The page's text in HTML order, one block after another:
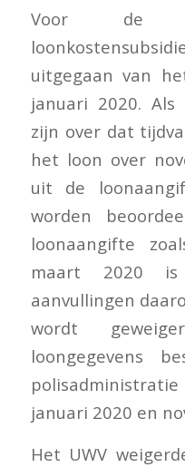
Voor de
uitgegaan van
januari 2020. Als
zijn over dat
het loon over
uit de
worden
loonaangifte
maart 2020 is
aanvullingen
wordt
loongegevens
januari 2020 en
Het UWV